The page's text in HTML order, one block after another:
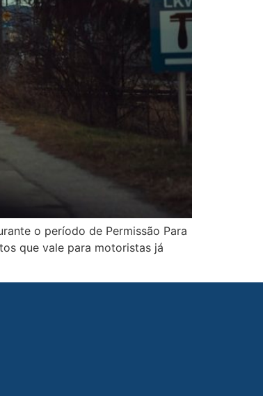
o período de Permissão Para
que vale para motoristas já